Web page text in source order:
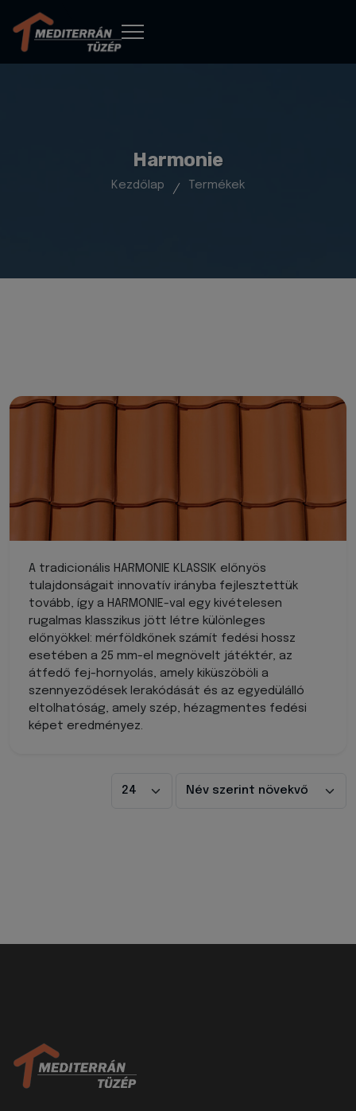
Harmonie
Kezdőlap Termékek
A tradicionális HARMONIE KLASSIK előnyös
tulajdonságait innovatív irányba fejlesztettük
tovább, így a HARMONIE-val egy kivételesen
rugalmas klasszikus jött létre különleges
előnyökkel: mérföldkőnek számít fedési hossz
esetében a 25 mm-el megnövelt játéktér, az
átfedő fej-hornyolás, amely kiküszöböli a
szennyeződések lerakódását és az egyedülálló
eltolhatóság, amely szép, hézagmentes fedési
képet eredményez.